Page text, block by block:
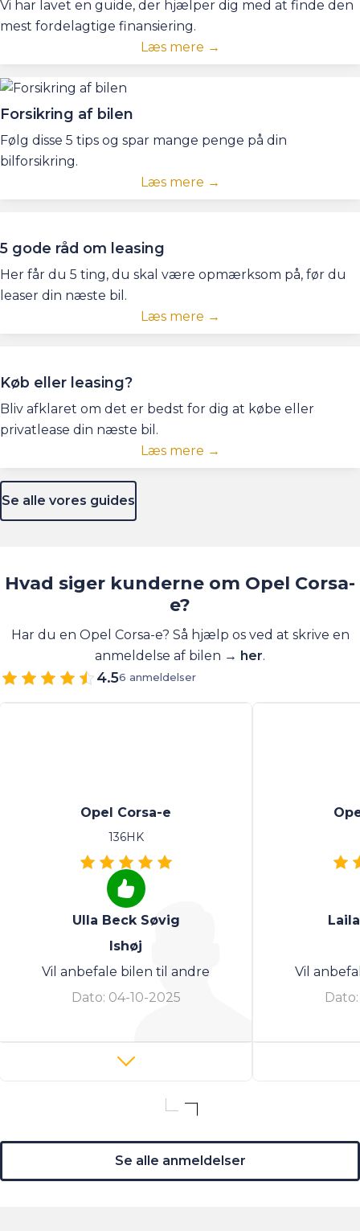
Vi har lavet en guide, der hjælper dig med at finde den
mest fordelagtige finansiering.
Læs mere →
Forsikring af bilen
Følg disse 5 tips og spar mange penge på din
bilforsikring.
Læs mere →
5 gode råd om leasing
Her får du 5 ting, du skal være opmærksom på, før du
leaser din næste bil.
Læs mere →
Køb eller leasing?
Bliv afklaret om det er bedst for dig at købe eller
privatlease din næste bil.
Læs mere →
Se alle vores guides
Hvad siger kunderne om Opel Corsa-
e?
Har du en Opel Corsa-e? Så hjælp os ved at skrive en
anmeldelse af bilen → her.
4.56 anmeldelser
Opel Corsa-e
136HK
Ulla Beck Søvig
Ishøj
Vil anbefale bilen til andre
Dato: 04-10-2025
Vil
Se alle anmeldelser